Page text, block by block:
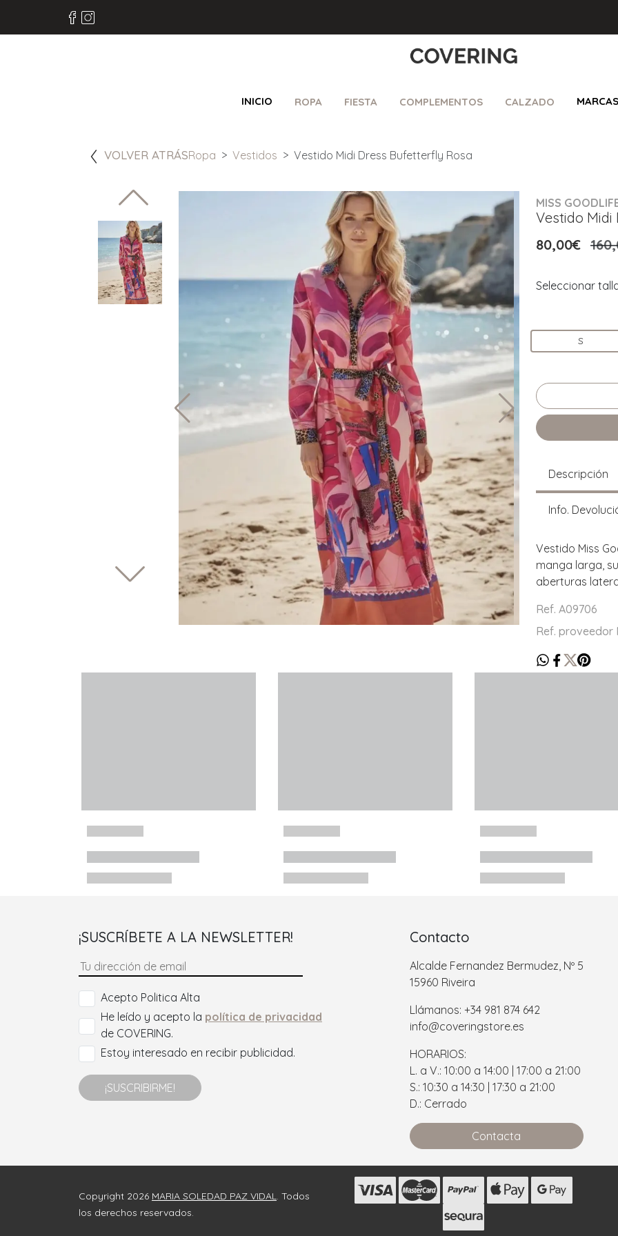
INICIO ROPA FIESTA COMPLEMENTOS CALZADO MARCAS
VOLVER ATRÁSRopa Vestidos Vestido Midi Dress Bufetterfly Rosa
MISS
Vestido
80,00€
Seleccionar
S
Descripción
Info.
Vestido Miss
manga larga,
aberturas
Ref. A09706
Ref. proveedor
¡SUSCRÍBETE A LA NEWSLETTER!
Acepto Politica Alta
He leído y acepto la política de privacidad
de COVERING.
Estoy interesado en recibir publicidad.
¡SUSCRIBIRME!
Contacto
Alcalde Fernandez Bermudez, Nº 5
15960 Riveira
Llámanos: +34 981 874 642
info@coveringstore.es
HORARIOS:
L. a V.: 10:00 a 14:00 | 17:00 a 21:00
S.: 10:30 a 14:30 | 17:30 a 21:00
D.: Cerrado
Contacta
Copyright 2026 MARIA SOLEDAD PAZ VIDAL. Todos
los derechos reservados.